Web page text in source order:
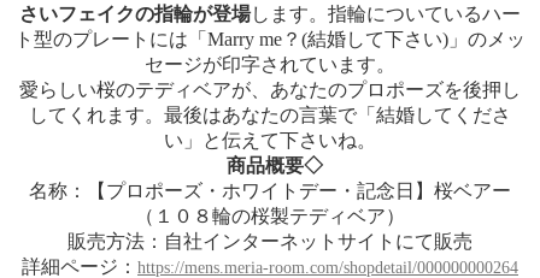
さいフェイクの指輪が登場します。指輪についているハー
ト型のプレートには「Marry me？(結婚して下さい)」のメッ
セージが印字されています。
愛らしい桜のテディベアが、あなたのプロポーズを後押し
してくれます。最後はあなたの言葉で「結婚してくださ
い」と伝えて下さいね。
商品概要◇
名称：【プロポーズ・ホワイトデー・記念日】桜ベアー
（１０８輪の桜製テディベア）
販売方法：自社インターネットサイトにて販売
詳細ページ： https://mens.meria-room.com/shopdetail/000000000264